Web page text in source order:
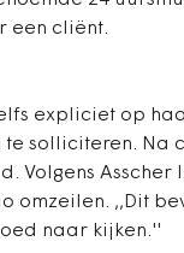
een cliënt.
expliciet op
solliciteren. Na
Volgens
omzeilen. ,,Dit
naar kijken.''